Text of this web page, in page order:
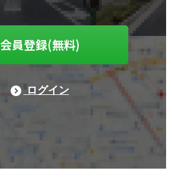
会員登録(無料)
ログイン